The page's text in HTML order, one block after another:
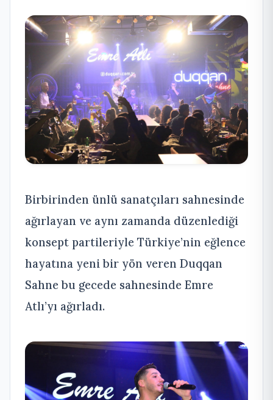
Birbirinden ünlü sanatçıları sahnesinde
ağırlayan ve aynı zamanda düzenlediği
konsept partileriyle Türkiye’nin eğlence
hayatına yeni bir yön veren Duqqan
Sahne bu gecede sahnesinde Emre
Atlı’yı ağırladı.